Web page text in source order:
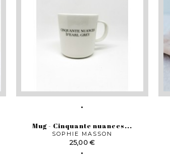
Mug - Cinquante nuances...
SOPHIE MASSON
Prix
25,00 €